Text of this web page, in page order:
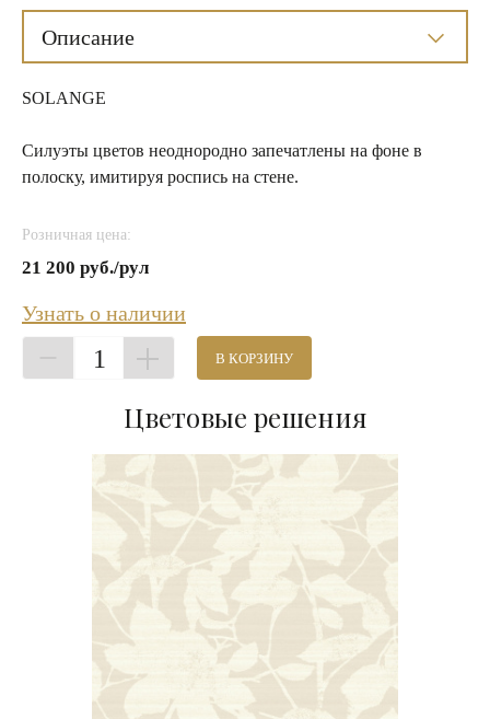
Описание
SOLANGE
Силуэты цветов неоднородно запечатлены на фоне в
полоску, имитируя роспись на стене.
Розничная цена:
21 200 руб./рул
Узнать о наличии
1 В КОРЗИНУ
Цветовые решения